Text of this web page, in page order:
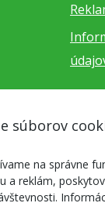
súborov
na správne
a reklám,